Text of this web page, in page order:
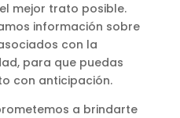
mejor trato posible.
información sobre
con la
para que puedas
con anticipación.
a brindarte